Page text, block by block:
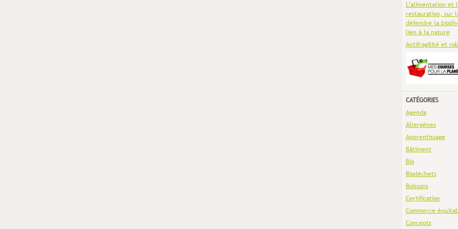
L’alimentation et
restauration, sur
défendre la
lien à la nature
Antifragilité et
CATÉGORIES
Agenda
Allergènes
Apprentissage
Bâtiment
Bio
Biodéchets
Boissons
Certification
Commerce
Concepts